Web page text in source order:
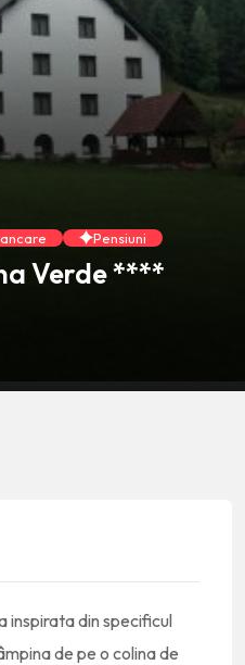
Pensiuni
Verde ****
inspirata din specificul
de pe o colina de